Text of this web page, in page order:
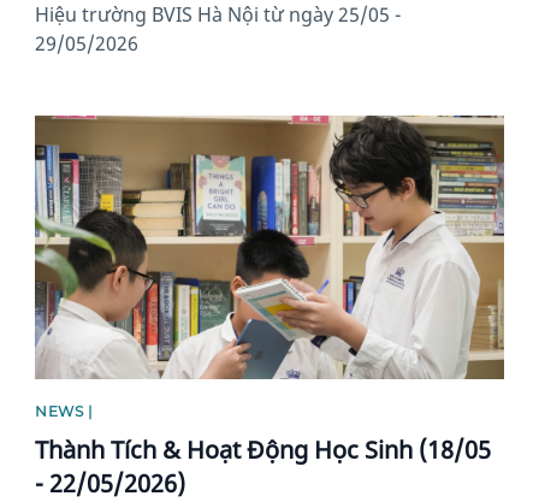
Hiệu trường BVIS Hà Nội từ ngày 25/05 -
29/05/2026
News image
NEWS |
Thành Tích & Hoạt Động Học Sinh (18/05
- 22/05/2026)